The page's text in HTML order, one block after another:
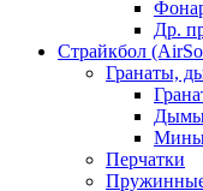
Др.
Страйкбол
Гранаты,
Перчатки